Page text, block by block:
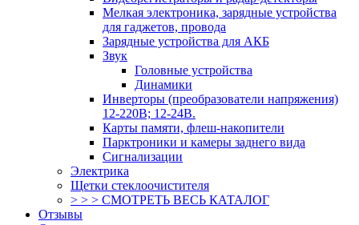
Мелкая электроника, зарядные устройства
для гаджетов, провода
Зарядные устройства для АКБ
Звук
Головные устройства
Динамики
Инверторы (преобразователи напряжения)
12-220В; 12-24В.
Карты памяти, флеш-накопители
Парктроники и камеры заднего вида
Сигнализации
Электрика
Щетки стеклоочистителя
> > > СМОТРЕТЬ ВЕСЬ КАТАЛОГ
Отзывы